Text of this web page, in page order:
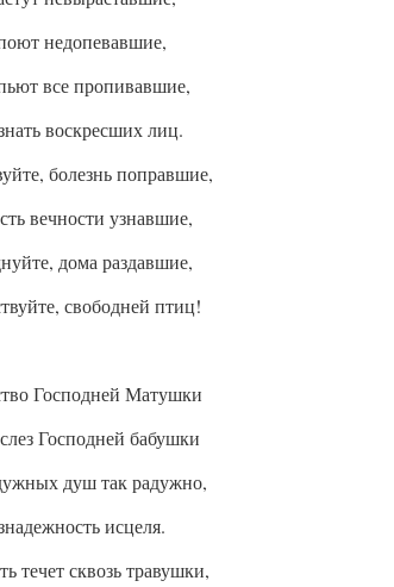
недопевавшие,
все пропивавшие,
воскресших лиц.
болезнь поправшие,
вечности узнавшие,
дома раздавшие,
свободней птиц!
Господней Матушки
Господней бабушки
душ так радужно,
исцеля.
течет сквозь травушки,